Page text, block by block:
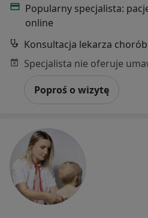
Popularny specjalista:
online
Konsultacja lekarza
Poproś o wizytę